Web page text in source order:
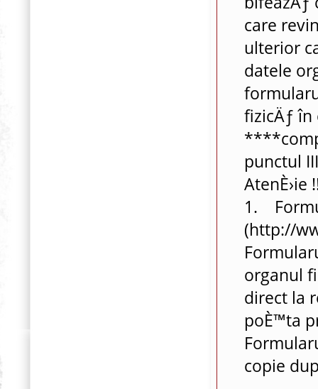
care
ulterior
datele
fizicÄƒ în
punctul
AtenÈ›ie
1.
(http://
organul
direct la
poÈ™ta
copie